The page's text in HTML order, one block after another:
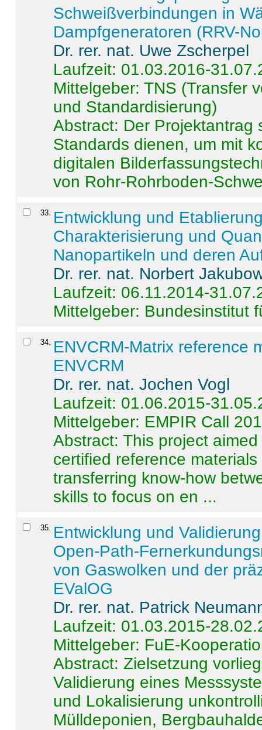
Schweißverbindungen in
Dampfgeneratoren (RRV-
Dr. rer. nat. Uwe Zscherpel
Laufzeit: 01.03.2016-
Mittelgeber: TNS (Transfer
und Standardisierung)
Abstract: Der Projektantrag
Standards dienen, um mit
digitalen
von Rohr-Rohrboden-
33. Entwicklung und
Charakterisierung und
Nanopartikeln und deren
Dr. rer. nat. Norbert
Laufzeit: 06.11.2014-
Mittelgeber: Bundesinstitut
34. ENVCRM-Matrix reference
ENVCRM
Dr. rer. nat. Jochen Vogl
Laufzeit: 01.06.2015-
Mittelgeber: EMPIR Call
Abstract:This project
certified reference
transferring know-how
skills to focus on en ...
35. Entwicklung und
Open-Path-
von Gaswolken und der
EValOG
Dr. rer. nat. Patrick
Laufzeit: 01.03.2015-
Mittelgeber: FuE-
Abstract:Zielsetzung
Validierung eines
und Lokalisierung
Mülldeponien,